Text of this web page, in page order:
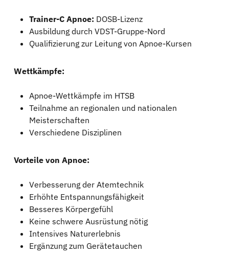
Trainer-C Apnoe: DOSB-Lizenz
Ausbildung durch VDST-Gruppe-Nord
Qualifizierung zur Leitung von Apnoe-Kursen
Wettkämpfe:
Apnoe-Wettkämpfe im HTSB
Teilnahme an regionalen und nationalen
Meisterschaften
Verschiedene Disziplinen
Vorteile von Apnoe:
Verbesserung der Atemtechnik
Erhöhte Entspannungsfähigkeit
Besseres Körpergefühl
Keine schwere Ausrüstung nötig
Intensives Naturerlebnis
Ergänzung zum Gerätetauchen